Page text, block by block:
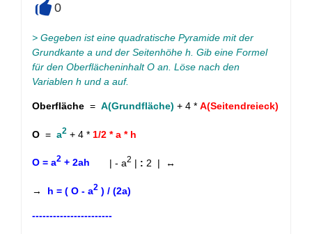
0
> Gegeben ist eine quadratische Pyramide mit der
Grundkante a und der Seitenhöhe h. Gib eine Formel
für den Oberflächeninhalt O an. Löse nach den
Variablen h und a auf.
Oberfläche = A(Grundfläche) + 4 * A(Seitendreieck)
O = a2 + 4 * 1/2 * a * h
O = a2 + 2ah | - a2 | : 2 | ↔
→ h = ( O - a2 ) / (2a)
-----------------------